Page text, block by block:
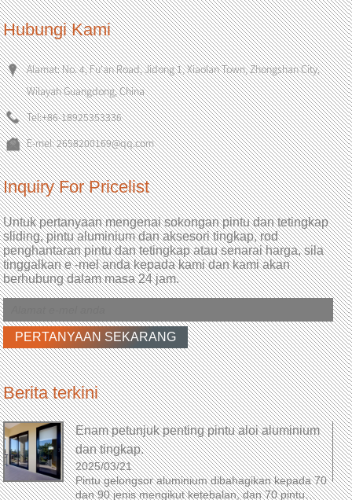
Hubungi Kami
Alamat: No. 4, Fu'an Road, Jidong 1, Xiaolan Town, Zhongshan City,
Wilayah Guangdong, China
Tel:+86-18925353336
E-mel:2658200169@qq.com
Inquiry For Pricelist
Untuk pertanyaan mengenai sokongan pintu dan tetingkap
sliding, pintu aluminium dan aksesori tingkap, rod
penghantaran pintu dan tetingkap atau senarai harga, sila
tinggalkan e -mel anda kepada kami dan kami akan
berhubung dalam masa 24 jam.
Berita terkini
Enam petunjuk penting pintu aloi aluminium
dan tingkap.
2025/03/21
Pintu gelongsor aluminium dibahagikan kepada 70
dan 90 jenis mengikut ketebalan, dan 70 pintu